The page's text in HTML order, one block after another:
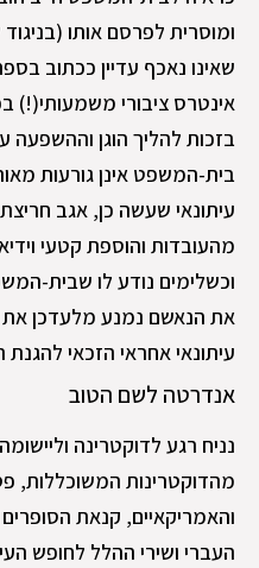
ומוסרית לפרסם אותו
שאינו נאכף עדיין ככתוב
אינטרס ציבורי משמעותי(!)
בזכות להליך הוגן וההשפעה
בית-המשפט אינן גורעות
עיתונאי שעשה כן, אגב
מהעובדות והוספת קטעי
וכשלימים נודע לו שבית-
את הנאשם נמנע מלעדכן את
עיתונאי אחראי הזכאי להגנת
אנדרטה לשם הטוב
נניח רגע לדוקטרינה
מהדוקטרינות המשוכללות,
והאמריקאיים, קנאת
העברי ושירי ההלל לחופש